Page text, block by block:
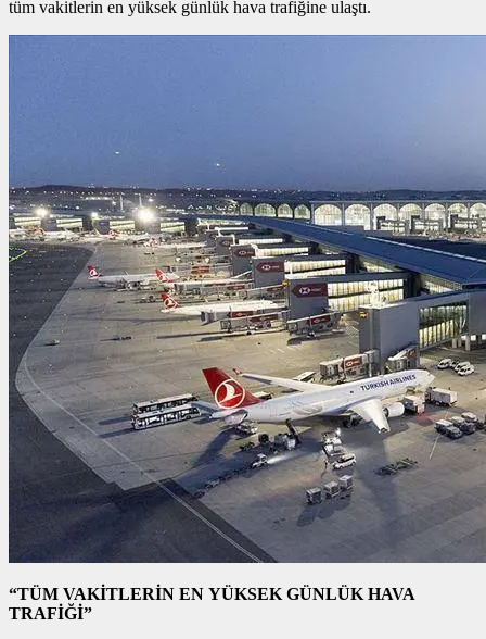
tüm vakitlerin en yüksek günlük hava trafiğine ulaştı.
“TÜM VAKİTLERİN EN YÜKSEK GÜNLÜK HAVA
TRAFİĞİ”